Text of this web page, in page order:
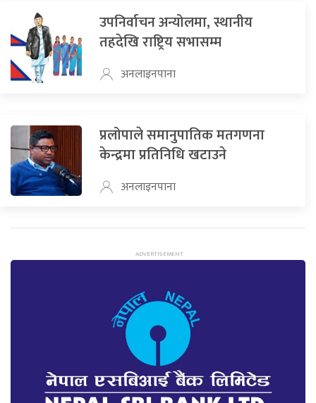
उपनिर्वाचन अन्योलमा, स्थानीय
तहदेखि राष्ट्रिय सभासम्म
अनलाइनपाना
प्रलोपाले समानुपातिक मतगणना
केन्द्रमा प्रतिनिधि खटाउने
अनलाइनपाना